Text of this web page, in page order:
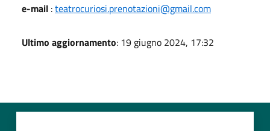
e-mail :teatrocuriosi.prenotazioni@gmail.com
Ultimo aggiornamento: 19 giugno 2024, 17:32